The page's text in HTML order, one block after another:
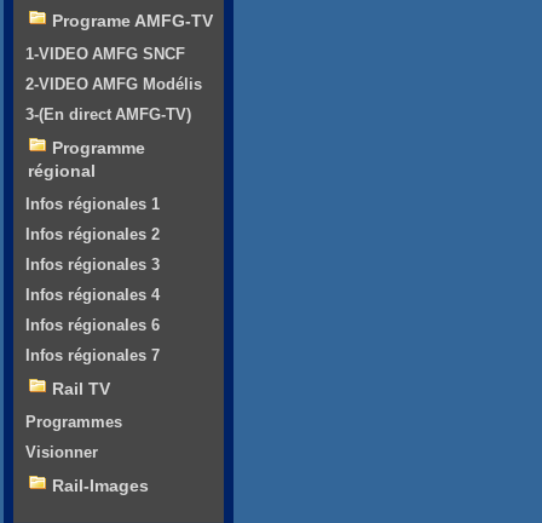
Programe AMFG-TV
1-VIDEO AMFG SNCF
2-VIDEO AMFG Modélis
3-(En direct AMFG-TV)
Programme
régional
Infos régionales 1
Infos régionales 2
Infos régionales 3
Infos régionales 4
Infos régionales 6
Infos régionales 7
Rail TV
Programmes
Visionner
Rail-Images